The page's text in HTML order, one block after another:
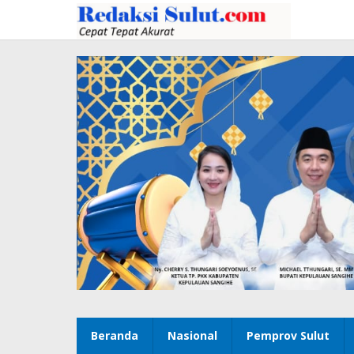
konten
Beranda Nasional Pemprov Sulut